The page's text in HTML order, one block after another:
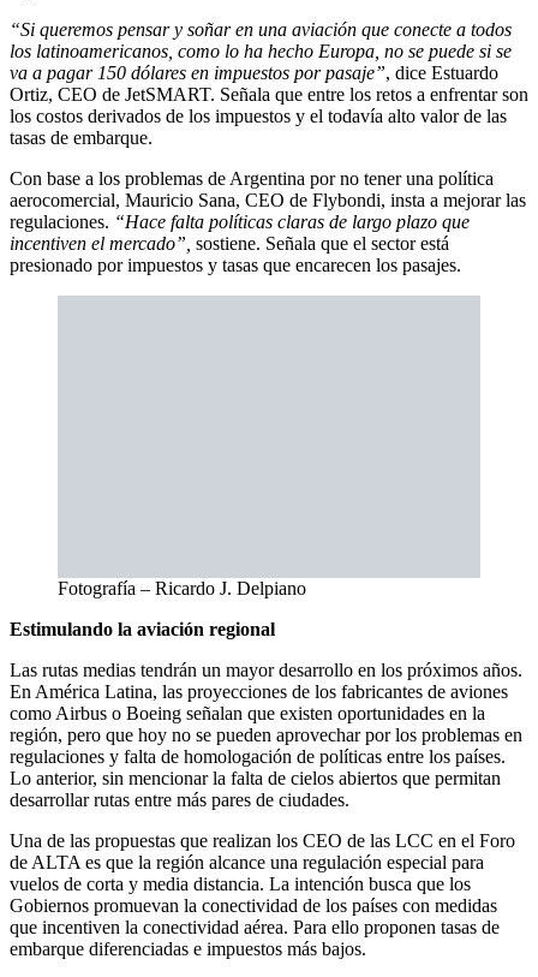
“Si queremos pensar y soñar en una aviación que conecte a todos
los latinoamericanos, como lo ha hecho Europa, no se puede si se
va a pagar 150 dólares en impuestos por pasaje”, dice Estuardo
Ortiz, CEO de JetSMART. Señala que entre los retos a enfrentar son
los costos derivados de los impuestos y el todavía alto valor de las
tasas de embarque.
Con base a los problemas de Argentina por no tener una política
aerocomercial, Mauricio Sana, CEO de Flybondi, insta a mejorar las
regulaciones. “Hace falta políticas claras de largo plazo que
incentiven el mercado”, sostiene. Señala que el sector está
presionado por impuestos y tasas que encarecen los pasajes.
Fotografía – Ricardo J. Delpiano
Estimulando la aviación regional
Las rutas medias tendrán un mayor desarrollo en los próximos años.
En América Latina, las proyecciones de los fabricantes de aviones
como Airbus o Boeing señalan que existen oportunidades en la
región, pero que hoy no se pueden aprovechar por los problemas en
regulaciones y falta de homologación de políticas entre los países.
Lo anterior, sin mencionar la falta de cielos abiertos que permitan
desarrollar rutas entre más pares de ciudades.
Una de las propuestas que realizan los CEO de las LCC en el Foro
de ALTA es que la región alcance una regulación especial para
vuelos de corta y media distancia. La intención busca que los
Gobiernos promuevan la conectividad de los países con medidas
que incentiven la conectividad aérea. Para ello proponen tasas de
embarque diferenciadas e impuestos más bajos.